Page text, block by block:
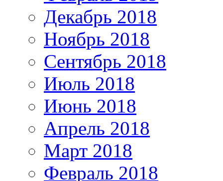
Декабрь 2018
Ноябрь 2018
Сентябрь 2018
Июль 2018
Июнь 2018
Апрель 2018
Март 2018
Февраль 2018